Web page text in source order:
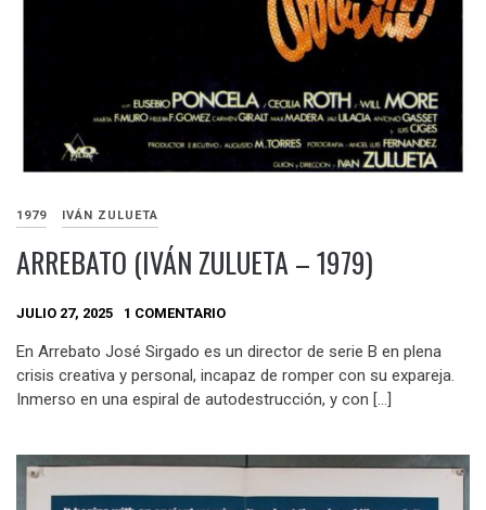
1979 IVÁN ZULUETA
ARREBATO (IVÁN ZULUETA – 1979)
JULIO 27, 2025 1 COMENTARIO
En Arrebato José Sirgado es un director de serie B en plena
crisis creativa y personal, incapaz de romper con su expareja.
Inmerso en una espiral de autodestrucción, y con […]